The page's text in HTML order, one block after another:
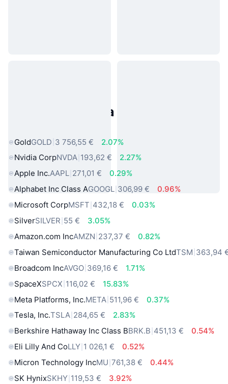
Populárne aktíva z reálneho
GoldGOLD 3 756,55 €
2.07%
Nvidia CorpNVDA 193,62 €
2.27%
Apple Inc.AAPL 271,01 €
0.29%
Alphabet Inc Class AGOOGL 306,99 €
0.96%
Microsoft CorpMSFT 432,18 €
0.03%
SilverSILVER 55 €
3.05%
Amazon.com IncAMZN 237,37 €
0.82%
Taiwan Semiconductor Manufacturing Co LtdTSM 363,94
Broadcom IncAVGO 369,16 €
1.71%
SpaceXSPCX 116,02 €
15.83%
Meta Platforms, Inc.META 511,96 €
0.37%
Tesla, Inc.TSLA 284,65 €
2.83%
Berkshire Hathaway Inc Class BBRK.B 451,13 €
0.54%
Eli Lilly And CoLLY 1 026,1 €
0.52%
Micron Technology IncMU 761,38 €
0.44%
SK HynixSKHY 119,53 €
3.92%